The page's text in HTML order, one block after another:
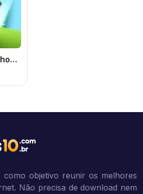
Tank Sniper: 3D Shooting
como objetivo reunir os melhores
Não precisa de download nem